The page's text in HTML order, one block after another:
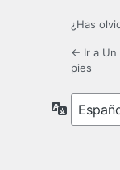
¿Has
← Ir a Un
pies
Idioma